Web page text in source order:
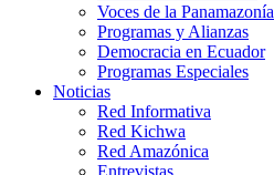
Voces de la Panamazonía
Programas y Alianzas
Democracia en Ecuador
Programas Especiales
Noticias
Red Informativa
Red Kichwa
Red Amazónica
Entrevistas